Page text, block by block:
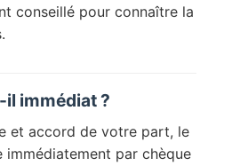
conseillé pour connaître la
il immédiat ?
et accord de votre part, le
immédiatement par chèque